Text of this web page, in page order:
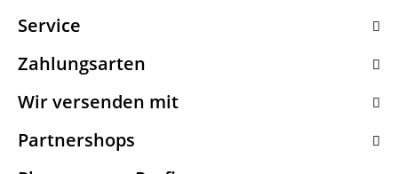
Service
Zahlungsarten
Wir versenden mit
Partnershops